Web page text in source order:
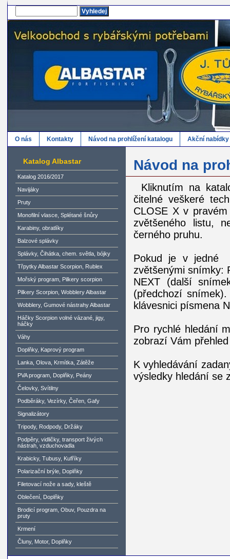
O nás Kontakty Návod na prohlížení katalogu Akční nabídky
Katalog Albastar
Katalog 2016/2017
Navijáky
Pruty
Monofilní vlasce, Splétané šnůry
Karabiny, obratlíky
Balzové splávky
Splávky, Čihátka, chem. světla, bójky
Třpytky Albastar Scorpion, Rublex
Mořský program, Pilkery scorpion
Pilkery Scorpion, Wobblery Albastar
Wobblery, Gumové nástrahy Albastar
Háčky Scorpion volné vázané, jigy,
háčky
Váhy
Doplňky, Kaprový program
Lanka, Olova, Krmítka, Zátěže
PVA program, Doplňky, Peány
Čelovky, Svítilny
Podběráky, Vezírky, Čeřen, Gafy
Signalizátory
Tripody, Rodpody, Držáky
Podpěry, vidličky, transport živých
nástrah, vzduchovadla
Krabicky, Tubusy, Kufříky
Polarizační brýle, Doplňky
Filetovací nože a sady, kleště
Oblečení, Doplňky
Brodicí program, Obuv, Pouzdra na
pruty
Krmení
Čluny, Motor, Doplňky
Návod na
Kliknutím na
čitelné veškeré
CLOSE X v
zvětšeného listu,
černého pruhu.
Pokud je v jedné
zvětšenými snímky:
NEXT (další
(předchozí
klávesnici písmena
Pro rychlé hledání
zobrazí Vám
K vyhledávání
výsledky hledání se